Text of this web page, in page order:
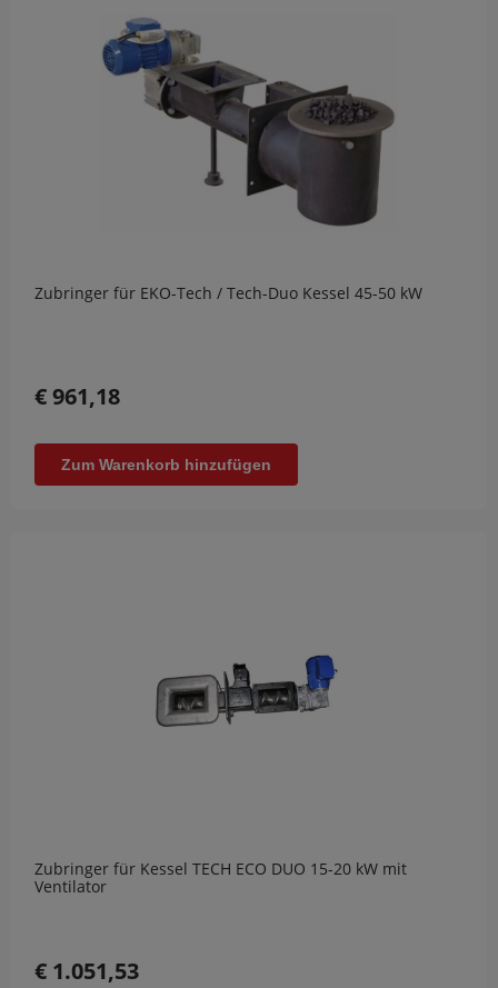
Zubringer für EKO-Tech / Tech-Duo Kessel 45-50 kW
€ 961,18
Zum Warenkorb hinzufügen
Zubringer für Kessel TECH ECO DUO 15-20 kW mit
Ventilator
€ 1.051,53